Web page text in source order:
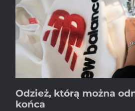
Odzież, którą można
końca